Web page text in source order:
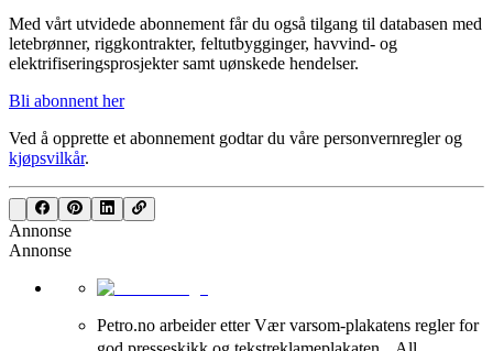
Med vårt utvidede abonnement får du også tilgang til databasen med
letebrønner, riggkontrakter, feltutbygginger, havvind- og
elektrifiseringsprosjekter samt uønskede hendelser.
Bli abonnent her
Ved å opprette et abonnement godtar du våre personvernreglerog
kjøpsvilkår.
Annonse
Annonse
Petro.no arbeider etter Vær varsom-plakatens regler for